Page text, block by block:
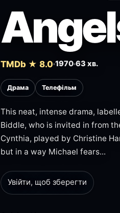
TMDb ★ 8.0 1970 63 хв.
Драма Телефільм
This neat, intense drama,
Biddle, who is invited in from
Cynthia, played by Christine
but in a way Michael fears...
Увійти, щоб зберегти